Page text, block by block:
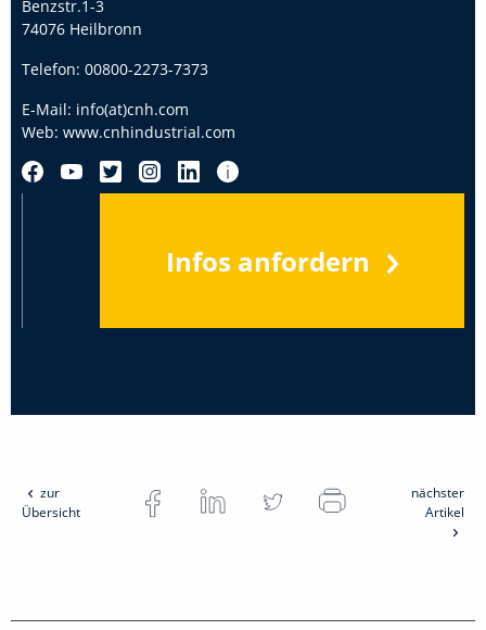
Benzstr.1-3
74076 Heilbronn
Telefon: 00800-2273-7373
E-Mail: info(at)cnh.com
Web: www.cnhindustrial.com
Infos anfordern
zur
Übersicht
nächster
Artikel